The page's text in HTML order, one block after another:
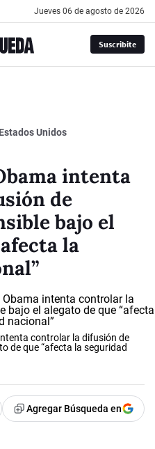
jueves 06 de agosto de 2026
Suscribite
Estados Unidos
intenta
de
bajo el
la
controlar la difusión de
de que “afecta la seguridad
Agregar Búsqueda en